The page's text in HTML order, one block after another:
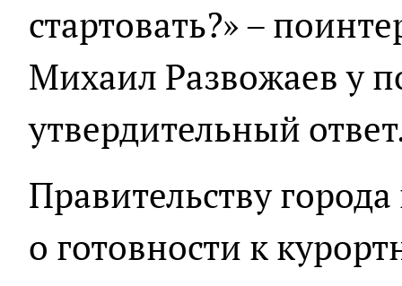
стартовать?» –
Михаил Развожаев у
утвердительный
Правительству
о готовности к